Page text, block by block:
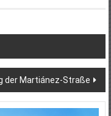
der Martiánez-Straße